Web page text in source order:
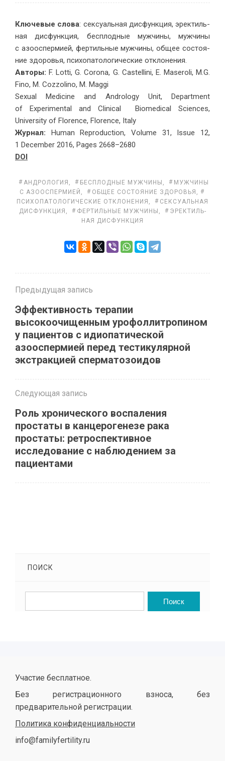
Клю­че­вые сло­ва: сек­су­аль­ная дис­функ­ция, эрек­тиль­
ная дис­функ­ция, бес­плод­ные муж­чи­ны, муж­чи­ны
с азоос­пер­ми­ей, фер­тиль­ные муж­чи­ны, об­щее со­сто­я­
ние здо­ро­вья, пси­хо­па­то­ло­ги­че­ские от­кло­нения.
Авторы:F. Lotti, G. Corona, G. Castellini, E. Maseroli, M.G.
Fino, M. Cozzolino, M. Maggi
Sexual Medicine and Andrology Unit, Department
of Experimental and Clinical Biomedical Sciences,
University of Florence, Florence, Italy
Журнал: Human Reproduction, Volume 31, Issue 12,
1 December 2016, Pages 2668–2680
DOI
АНДРОЛОГИЯ , БЕС­ПЛОД­НЫЕ МУЖ­ЧИ­НЫ ,
МУЖ­ЧИ­НЫ
С АЗООС­ПЕР­МИ­ЕЙ , ОБ­ЩЕЕ СО­СТО­Я­НИЕ ЗДО­РО­ВЬЯ ,
ПСИ­ХО­ПА­ТО­ЛО­ГИ­ЧЕ­СКИЕ ОТ­КЛО­НЕНИЯ ,
СЕК­СУ­АЛЬ­НАЯ
ДИС­ФУНК­ЦИЯ , ФЕР­ТИЛЬ­НЫЕ МУЖ­ЧИ­НЫ ,
ЭРЕК­ТИЛЬ­
НАЯ ДИС­ФУНК­ЦИЯ
Предыдущая запись
Эффективность терапии
высокоочищенным урофоллитропином
у пациентов с идиопатической
азооспермией перед тестикулярной
экстракцией сперматозоидов
Следующая запись
Роль хронического воспаления
простаты в канцерогенезе рака
простаты: ретроспективное
исследование с наблюдением за
пациентами
ПОИСК
Участие бесплатное.
Без регистрационного взноса, без
предварительной регистрации.
Политика конфиденциальности
info@familyfertility.ru